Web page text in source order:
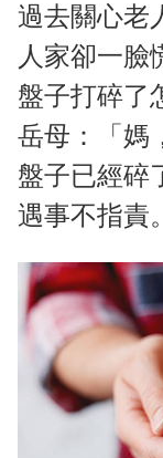
過去關心老
人家卻一臉
盤子打碎了
岳母：「媽
盤子已經碎
遇事不指責